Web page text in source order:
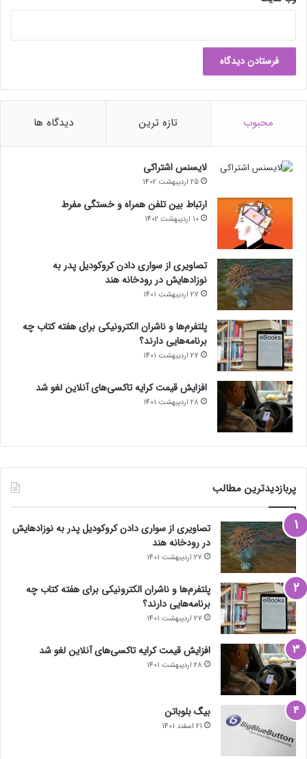
محبوب تازه ترین دیدگاه ها
لایسنس اشتراکی
25 اردیبهشت 1402
ارتباط بین تلفن همراه و خستگی مفرط
10 اردیبهشت 1402
تصاویری از سواری دادن کروکودیل پدر به
نوزادهایش در رودخانه هند
27 اردیبهشت 1401
پلتفرم‌ها و ناشران الکترونیکی برای هفته کتاب چه
برنامه‌هایی دارند؟
27 اردیبهشت 1401
افزایش قیمت کرایه تاکسی‌های آنلاین لغو شد
28 اردیبهشت 1401
پربازدیدترین مطالب
تصاویری از سواری دادن کروکودیل پدر به نوزادهایش
در رودخانه هند
27 اردیبهشت 1401
پلتفرم‌ها و ناشران الکترونیکی برای هفته کتاب چه
برنامه‌هایی دارند؟
27 اردیبهشت 1401
افزایش قیمت کرایه تاکسی‌های آنلاین لغو شد
28 اردیبهشت 1401
بیگ بلوباتن
21 اسفند 1401